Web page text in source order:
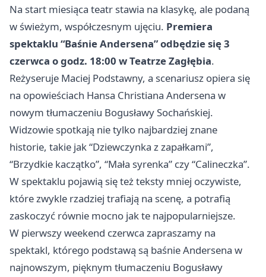
Na start miesiąca teatr stawia na klasykę, ale podaną
w świeżym, współczesnym ujęciu. Premiera
spektaklu “Baśnie Andersena” odbędzie się 3
czerwca o godz. 18:00 w Teatrze Zagłębia.
Reżyseruje Maciej Podstawny, a scenariusz opiera się
na opowieściach Hansa Christiana Andersena w
nowym tłumaczeniu Bogusławy Sochańskiej.
Widzowie spotkają nie tylko najbardziej znane
historie, takie jak “Dziewczynka z zapałkami”,
“Brzydkie kaczątko”, “Mała syrenka” czy “Calineczka”.
W spektaklu pojawią się też teksty mniej oczywiste,
które zwykle rzadziej trafiają na scenę, a potrafią
zaskoczyć równie mocno jak te najpopularniejsze.
W pierwszy weekend czerwca zapraszamy na
spektakl, którego podstawą są baśnie Andersena w
najnowszym, pięknym tłumaczeniu Bogusławy